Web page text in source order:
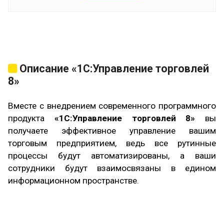
Описание «1С:Управление торговлей
8»
Вместе с внедрением современного программного
продукта «1С:Управление торговлей 8» вы
получаете эффективное управление вашим
торговым предприятием, ведь все рутинные
процессы будут автоматизированы, а ваши
сотрудники будут взаимосвязаны в едином
информационном пространстве.